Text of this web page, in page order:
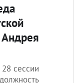
Андрея
сессии